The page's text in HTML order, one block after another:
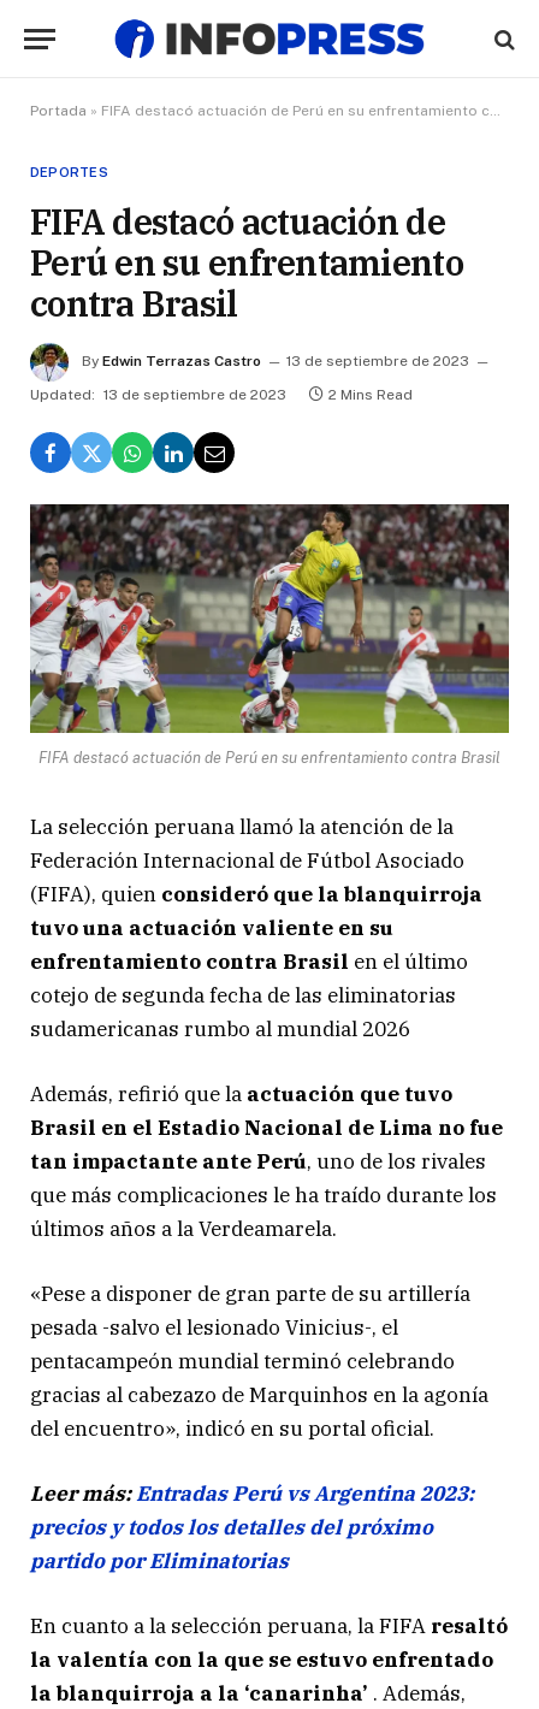
Portada » FIFA destacó actuación de Perú en su enfrentamiento contra Brasil
DEPORTES
FIFA destacó actuación de
Perú en su enfrentamiento
contra Brasil
By Edwin Terrazas Castro
13 de septiembre de 2023
Updated: 13 de septiembre de 2023 2 Mins Read
FIFA destacó actuación de Perú en su enfrentamiento contra Brasil
La selección peruana llamó la atención de la
Federación Internacional de Fútbol Asociado
(FIFA), quien consideró que la blanquirroja
tuvo una actuación valiente en su
enfrentamiento contra Brasil en el último
cotejo de segunda fecha de las eliminatorias
sudamericanas rumbo al mundial 2026
Además, refirió que la actuación que tuvo
Brasil en el Estadio Nacional de Lima no fue
tan impactante ante Perú, uno de los rivales
que más complicaciones le ha traído durante los
últimos años a la Verdeamarela.
«Pese a disponer de gran parte de su artillería
pesada -salvo el lesionado Vinicius-, el
pentacampeón mundial terminó celebrando
gracias al cabezazo de Marquinhos en la agonía
del encuentro», indicó en su portal oficial.
Leer más:Entradas Perú vs Argentina 2023:
precios y todos los detalles del próximo
partido por Eliminatorias
En cuanto a la selección peruana, la FIFA resaltó
la valentía con la que se estuvo enfrentado
la blanquirroja a la ‘canarinha’ . Además,